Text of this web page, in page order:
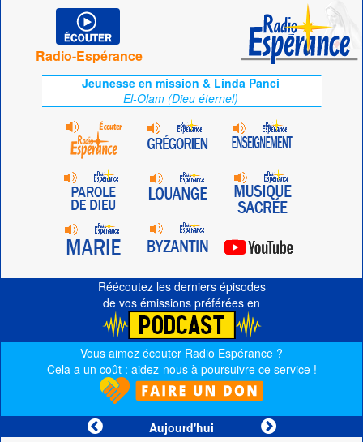
Radio-Espérance
Jeunesse en mission & Linda Panci
El-Olam (Dieu éternel)
Réécoutez les derniers épisodes
de vos émissions préférées en
Vous aimez écouter Radio Espérance ?
Cela a un coût : aidez-nous à poursuivre ce service !
Aujourd'hui